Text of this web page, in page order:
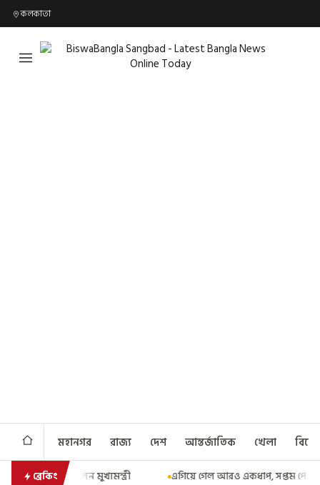
কলকাতা
মহানগর রাজ্য দেশ আন্তর্জাতিক খেলা
ব্রেকিং
আরও একধাপ, সপ্তম পে কমিশন গঠনের একাধিক শর্ত ঘোষণা করে বিজ্ঞপ্তি